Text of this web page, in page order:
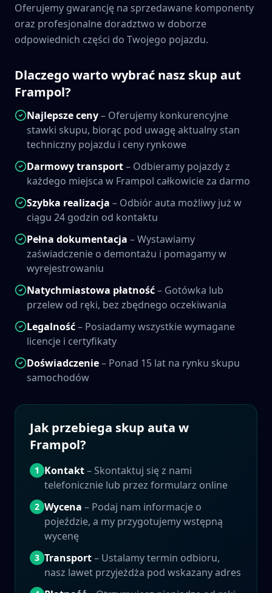
Oferujemy gwarancję na sprzedawane komponenty
oraz profesjonalne doradztwo w doborze
odpowiednich części do Twojego pojazdu.
Dlaczego warto wybrać nasz skup aut
Frampol?
Najlepsze ceny– Oferujemy konkurencyjne
stawki skupu, biorąc pod uwagę aktualny stan
techniczny pojazdu i ceny rynkowe
Darmowy transport– Odbieramy pojazdy z
każdego miejsca w Frampol całkowicie za darmo
Szybka realizacja – Odbiór auta możliwy już w
ciągu 24 godzin od kontaktu
Pełna dokumentacja – Wystawiamy
zaświadczenie o demontażu i pomagamy w
wyrejestrowaniu
Natychmiastowa płatność– Gotówka lub
przelew od ręki, bez zbędnego oczekiwania
Legalność– Posiadamy wszystkie wymagane
licencje i certyfikaty
Doświadczenie– Ponad 15 lat na rynku skupu
samochodów
Jak przebiega skup auta w
Frampol?
1 Kontakt– Skontaktuj się z nami
telefonicznie lub przez formularz online
2 Wycena – Podaj nam informacje o
pojeździe, a my przygotujemy wstępną
wycenę
3 Transport– Ustalamy termin odbioru,
nasz lawet przyjeżdża pod wskazany adres